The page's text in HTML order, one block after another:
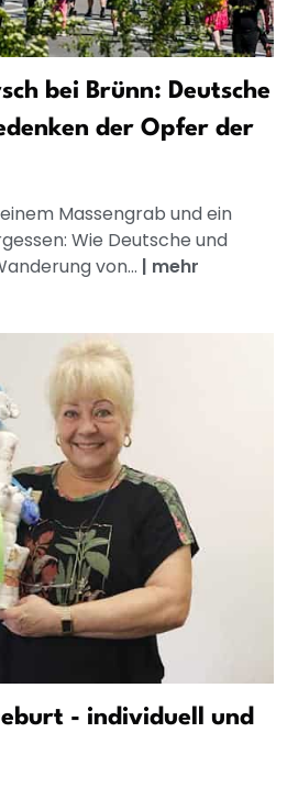
bei Brünn: Deutsche
der Opfer der
Massengrab und ein
Wie Deutsche und
von... | mehr
- individuell und